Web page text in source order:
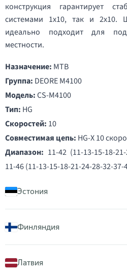
конструкция гарантирует
системами 1x10, так и 2x10.
идеально подходит для
местности.
Назначение: MTB
Группа: DEORE M4100
Модель:CS-M4100
Тип: HG
Скоростей: 10
Совместимая цепь: HG-X 10
Диапазон: 11-42 (11-13-15-18-
11-46 (11-13-15-18-21-24-28-32-37-
Эстония
Финляндия
Латвия